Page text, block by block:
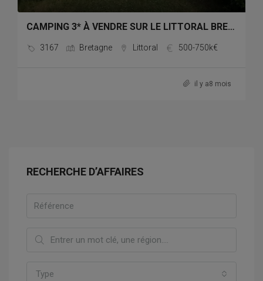
CAMPING 3* À VENDRE SUR LE LITTORAL BRETON
3167 Bretagne Littoral 500-750k€
il y a8 mois
RECHERCHE D’AFFAIRES
Type